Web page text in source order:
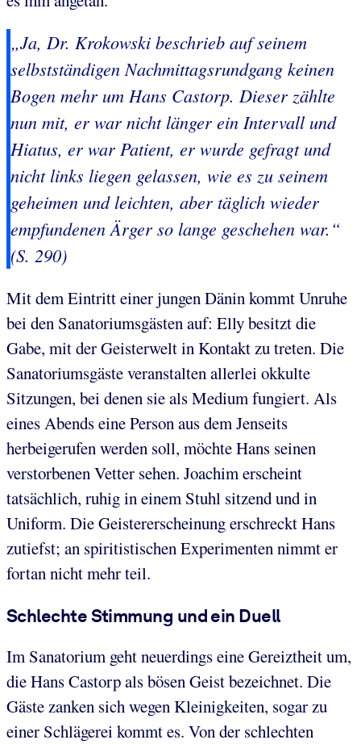
„Ja, Dr. Krokowski beschrieb auf seinem
selbstständigen Nachmittagsrundgang keinen
Bogen mehr um Hans Castorp. Dieser zählte
nun mit, er war nicht länger ein Intervall und
Hiatus, er war Patient, er wurde gefragt und
nicht links liegen gelassen, wie es zu seinem
geheimen und leichten, aber täglich wieder
empfundenen Ärger so lange geschehen war.“
(S. 290)
Mit dem Eintritt einer jungen Dänin kommt Unruhe
bei den Sanatoriumsgästen auf: Elly besitzt die
Gabe, mit der Geisterwelt in Kontakt zu treten. Die
Sanatoriumsgäste veranstalten allerlei okkulte
Sitzungen, bei denen sie als Medium fungiert. Als
eines Abends eine Person aus dem Jenseits
herbeigerufen werden soll, möchte Hans seinen
verstorbenen Vetter sehen. Joachim erscheint
tatsächlich, ruhig in einem Stuhl sitzend und in
Uniform. Die Geistererscheinung erschreckt Hans
zutiefst; an spiritistischen Experimenten nimmt er
fortan nicht mehr teil.
Schlechte Stimmung und ein Duell
Im Sanatorium geht neuerdings eine Gereiztheit um,
die Hans Castorp als bösen Geist bezeichnet. Die
Gäste zanken sich wegen Kleinigkeiten, sogar zu
einer Schlägerei kommt es. Von der schlechten